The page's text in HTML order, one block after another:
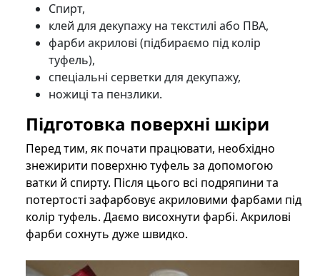
Спирт,
клей для декупажу на текстилі або ПВА,
фарби акрилові (підбираємо під колір
туфель),
спеціальні серветки для декупажу,
ножиці та пензлики.
Підготовка поверхні шкіри
Перед тим, як почати працювати, необхідно
знежирити поверхню туфель за допомогою
ватки й спирту. Після цього всі подряпини та
потертості зафарбовує акриловими фарбами під
колір туфель. Даємо висохнути фарбі. Акрилові
фарби сохнуть дуже швидко.